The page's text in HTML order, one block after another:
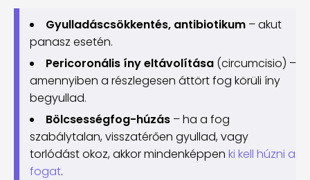
Gyulladáscsökkentés, antibiotikum – akut
panasz esetén.
Pericoronális íny eltávolítása (circumcisio) –
amennyiben a részlegesen áttört fog körüli íny
begyullad.
Bölcsességfog-húzás – ha a fog
szabálytalan, visszatérően gyullad, vagy
torlódást okoz, akkor mindenképpen ki kell húzni a
fogat.